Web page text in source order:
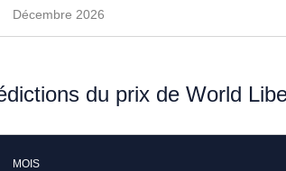
Décembre 2026
du prix de World
MOIS